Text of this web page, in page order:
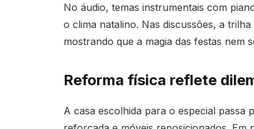
No áudio, temas instrumentais com
o clima natalino. Nas discussões, a
mostrando que a magia das festas nem
Reforma física reflete
A casa escolhida para o especial passa